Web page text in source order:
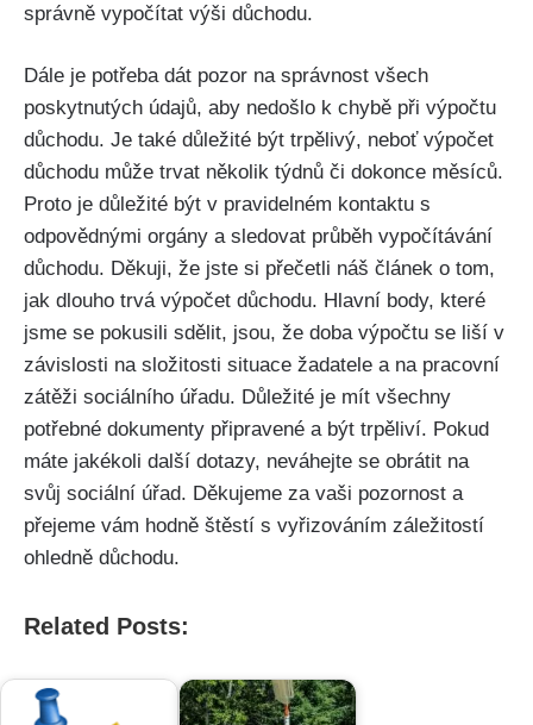
správně vypočítat výši důchodu.
Dále je potřeba dát pozor na správnost všech
poskytnutých údajů, aby nedošlo k chybě při výpočtu
důchodu. Je také důležité být trpělivý, neboť výpočet
důchodu může trvat několik týdnů či dokonce měsíců.
Proto je důležité být v pravidelném kontaktu s
odpovědnými orgány a sledovat průběh vypočítávání
důchodu. Děkuji, že jste si přečetli náš článek o tom,
jak dlouho trvá výpočet důchodu. Hlavní body, které
jsme se pokusili sdělit, jsou, že doba výpočtu se liší v
závislosti na složitosti situace žadatele a na pracovní
zátěži sociálního úřadu. Důležité je mít všechny
potřebné dokumenty připravené a být trpěliví. Pokud
máte jakékoli další dotazy, neváhejte se obrátit na
svůj sociální úřad. Děkujeme za vaši pozornost a
přejeme vám hodně štěstí s vyřizováním záležitostí
ohledně důchodu.
Related Posts: